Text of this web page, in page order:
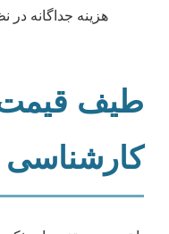
هزینه جداگانه
طیف
کارشناسی